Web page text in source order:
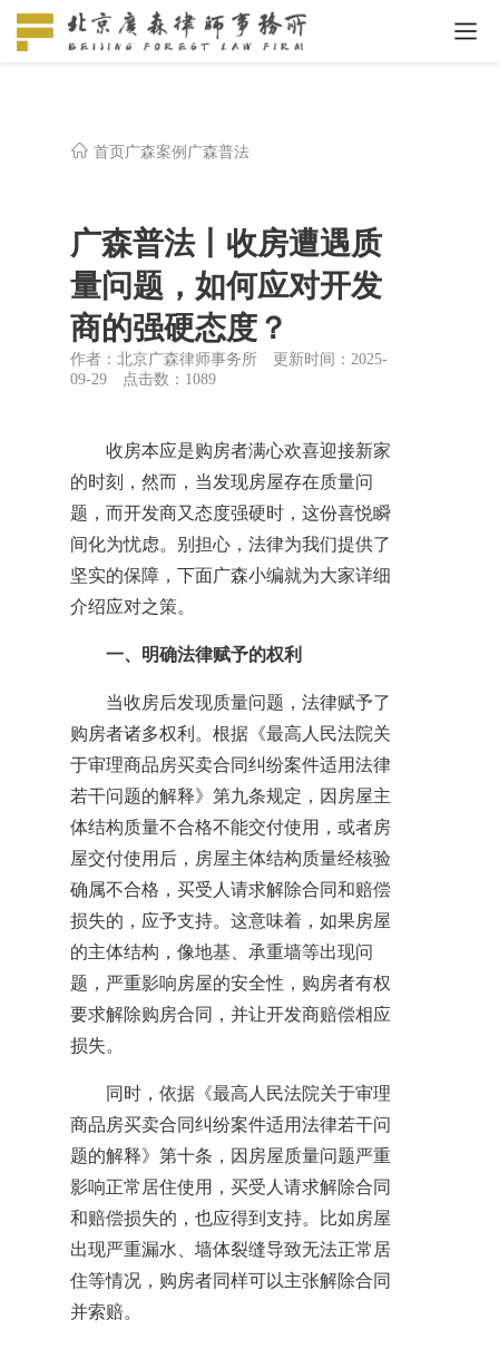
首页 广森案例 广森普法
广森普法丨收房遭遇质
量问题，如何应对开发
商的强硬态度？
作者：北京广森律师事务所
更新时间：2025-
09-29
点击数： 1089
收房本应是购房者满心欢喜迎接新家
的时刻，然而，当发现房屋存在质量问
题，而开发商又态度强硬时，这份喜悦瞬
间化为忧虑。别担心，法律为我们提供了
坚实的保障，下面广森小编就为大家详细
介绍应对之策。
一、明确法律赋予的权利
当收房后发现质量问题，法律赋予了
购房者诸多权利。根据《最高人民法院关
于审理商品房买卖合同纠纷案件适用法律
若干问题的解释》第九条规定，因房屋主
体结构质量不合格不能交付使用，或者房
屋交付使用后，房屋主体结构质量经核验
确属不合格，买受人请求解除合同和赔偿
损失的，应予支持。这意味着，如果房屋
的主体结构，像地基、承重墙等出现问
题，严重影响房屋的安全性，购房者有权
要求解除购房合同，并让开发商赔偿相应
损失。
同时，依据《最高人民法院关于审理
商品房买卖合同纠纷案件适用法律若干问
题的解释》第十条，因房屋质量问题严重
影响正常居住使用，买受人请求解除合同
和赔偿损失的，也应得到支持。比如房屋
出现严重漏水、墙体裂缝导致无法正常居
住等情况，购房者同样可以主张解除合同
并索赔。